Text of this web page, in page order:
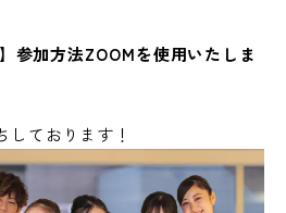
参加方法ZOOMを使用いたしま
ております！